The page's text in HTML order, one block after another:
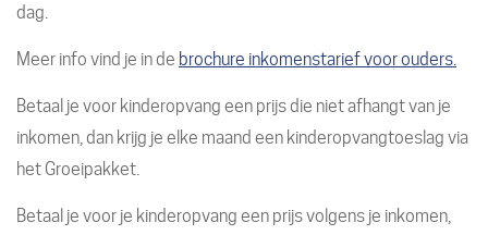
dag.
Meer info vind je in de brochure inkomenstarief voor ouders.
Betaal je voor kinderopvang een prijs die niet afhangt van je
inkomen, dan krijg je elke maand een kinderopvangtoeslag via
het Groeipakket.
Betaal je voor je kinderopvang een prijs volgens je inkomen,